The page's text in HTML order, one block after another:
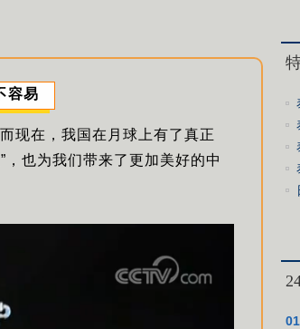
容易
现在，我国在月球上有了真正
，也为我们带来了更加美好的中
01